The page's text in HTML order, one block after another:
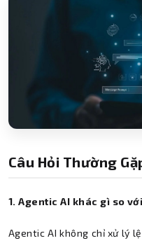
Câu Hỏi Thường
1. Agentic AI khác gì so
Agentic AI không chỉ xử lý